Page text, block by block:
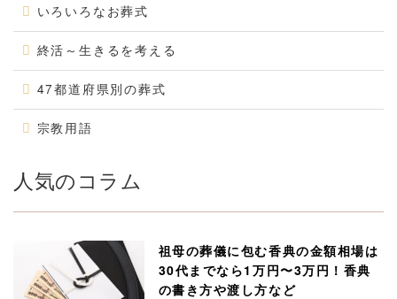
いろいろなお葬式
終活～生きるを考える
47都道府県別の葬式
宗教用語
人気のコラム
祖母の葬儀に包む香典の金額相場は
30代までなら1万円〜3万円！香典
の書き方や渡し方など